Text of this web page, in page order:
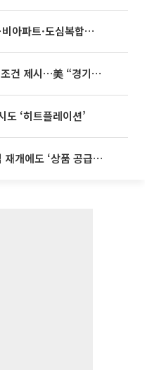
영끌 '주택공급' 대책 임박⋯비아파트·도심복합까지 총동원
이란, 미국에 호르무즈 합의 조건 제시…美 “경기 아직 안 끝나” [종합]
‘히트플레이션’
‘회생 D-3주’ 홈플러스, 영업 재개에도 ‘상품 공급망’ 복구가 생존 관건